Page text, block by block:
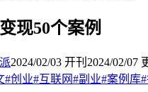
现50个案例
2024/02/03 开刊 2024/02/07
#创业#互联网#副业#案例库#